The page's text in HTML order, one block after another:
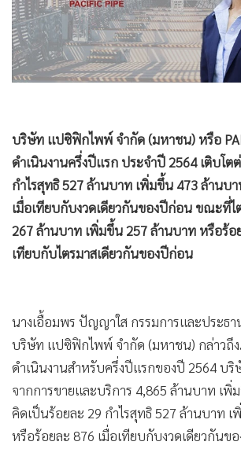
• การเมือง
• ท่องเที่ยว
• กีฬา
• ต่างประเทศ
• เศรษฐกิจ-ธุรกิจ
• จีน
• ชุมชน-คุณภาพชีวิต
• อาชญากรรม
• Motoring
• เกม
• หุ้น
• อินโดจีน
• กองทุนรวม
• Celeb Online
Factcheck
บริษัท แปซิฟิกไพพ์ จํากัด (มหาชน) หรือ
ดำเนินงานครึ่งปีแรก ประจำปี 2564 เติบโต
กำไรสุทธิ 527 ล้านบาท เพิ่มขึ้น 473 ล้านบ
เมื่อเทียบกับงวดเดียวกันของปีก่อน ขณะที่ไ
267 ล้านบาท เพิ่มขึ้น 257 ล้านบาท หรือร้อ
เทียบกับไตรมาสเดียวกันของปีก่อน
นางเอื้อมพร ปัญญาใส กรรมการและประธ
บริษัท แปซิฟิกไพพ์ จํากัด (มหาชน) กล่าวถึ
ดำเนินงานสำหรับครึ่งปีแรกของปี 2564 บริ
จากการขายและบริการ 4,865 ล้านบาท เพิ่
คิดเป็นร้อยละ 29 กำไรสุทธิ 527 ล้านบาท
หรือร้อยละ 876 เมื่อเทียบกับงวดเดียวกันข